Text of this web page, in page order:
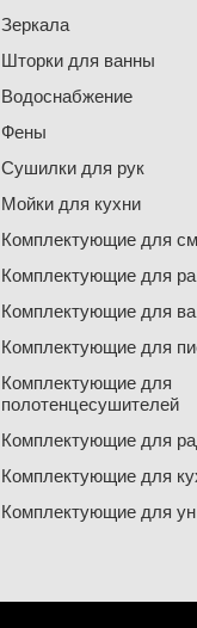
Зеркала
Шторки для ванны
Водоснабжение
Фены
Сушилки для рук
Мойки для кухни
Комплектующие для
Комплектующие для
Комплектующие для
Комплектующие для
Комплектующие для
полотенцесушителей
Комплектующие для
Комплектующие для
Комплектующие для